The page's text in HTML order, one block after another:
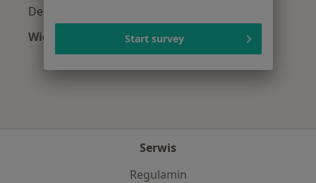
Depresja w Radomsku
Więcej (15)
Więcej w kategorii: Najczęście leczone
Serwis
Regulamin
Start survey